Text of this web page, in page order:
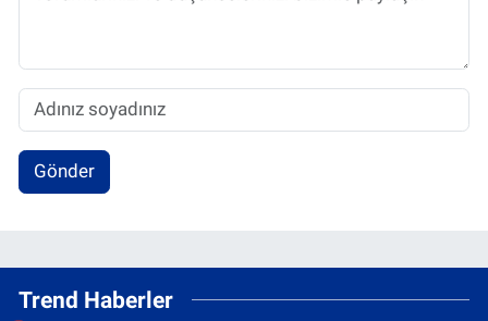
Gönder
Trend Haberler